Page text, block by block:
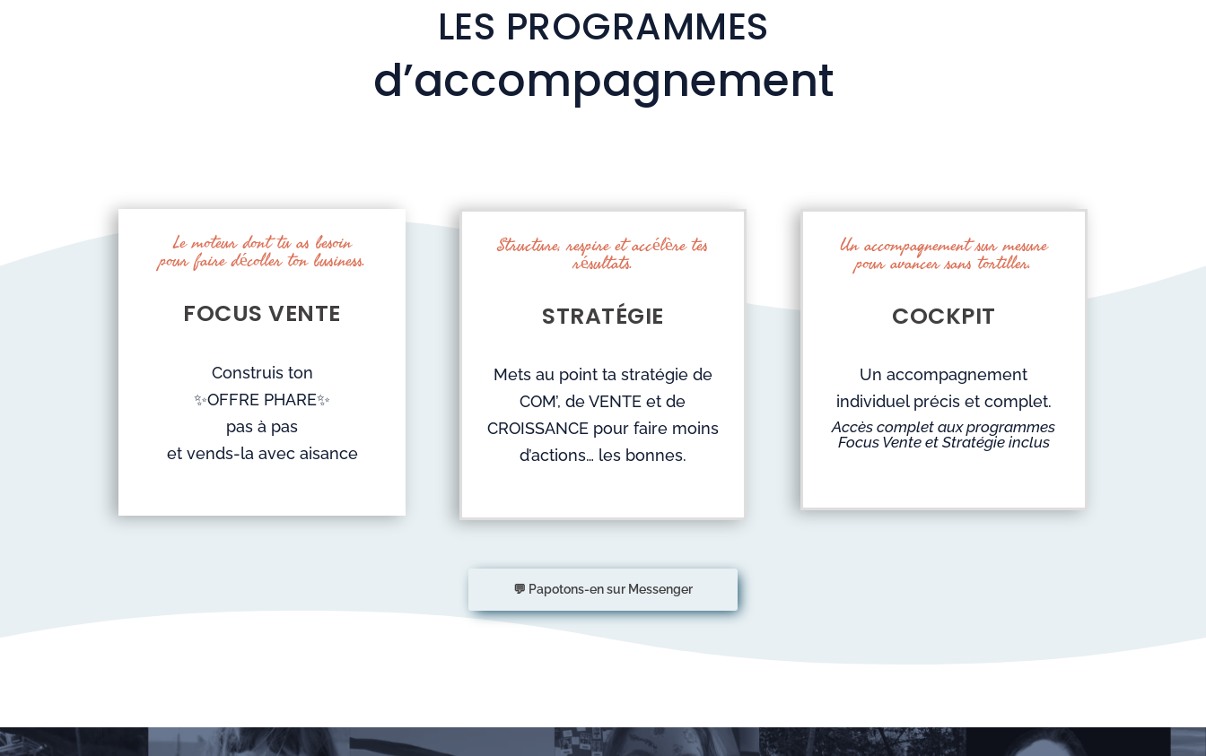
LES PROGRAMMES
d’accompagnement
Le moteur dont tu as besoin
pour faire décoller ton business.
FOCUS VENTE
Construis ton
✨OFFRE PHARE✨
pas à pas
et vends-la avec aisance
Structure, respire et accélère tes
résultats.
STRATÉGIE
Mets au point ta stratégie de
COM’, de VENTE et de
CROISSANCE pour faire moins
d’actions… les bonnes.
Un accompagnement sur mesure
pour avancer sans tortiller.
COCKPIT
Un accompagnement
individuel précis et complet.
Accès complet aux programmes
Focus Vente et Stratégie inclus
💬 Papotons-en sur Messenger